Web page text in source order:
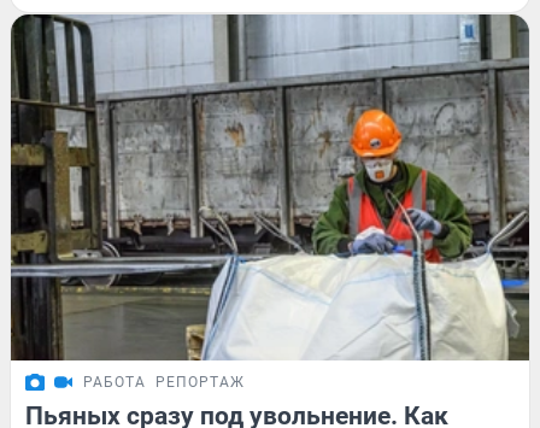
РАБОТА РЕПОРТАЖ
Пьяных сразу под увольнение. Как